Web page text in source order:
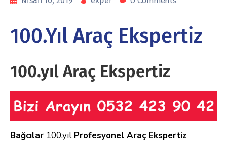
100.Yıl Araç Ekspertiz
100.yıl Araç Ekspertiz
Bağcılar 100.yıl Profesyonel Araç Ekspertiz